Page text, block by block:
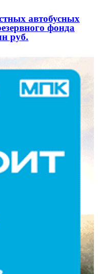
автобусных
фонда
руб.